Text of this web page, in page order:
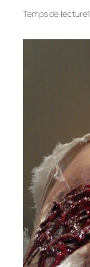
Temps de lecture